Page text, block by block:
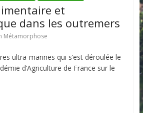
et
dans les outremers
Métamorphose
ultra-marines qui s’est déroulée le
d’Agriculture de France sur le